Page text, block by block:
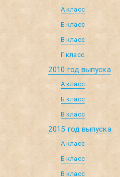
А класс
Б класс
В класс
Г класс
2010 год выпуска
А класс
Б класс
В класс
2015 год выпуска
А класс
Б класс
В класс